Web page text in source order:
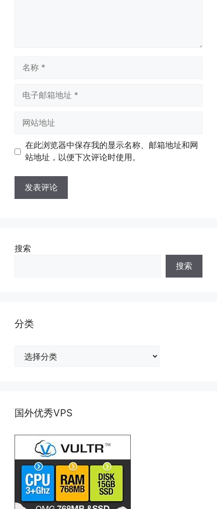
址
址
在此浏览器中保存我的显示名称、邮箱地址和网
站地址，以便下次评论时使用。
搜索
搜索
分类
国外优秀VPS